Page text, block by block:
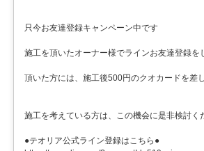
只今お友達登録キャンペーン中です
施工を頂いたオーナー様でラインお友達登録を
頂いた方には、施工後500円のクオカードを差
施工を考えている方は、この機会に是非検討く
●テオリア公式ライン登録はこちら●